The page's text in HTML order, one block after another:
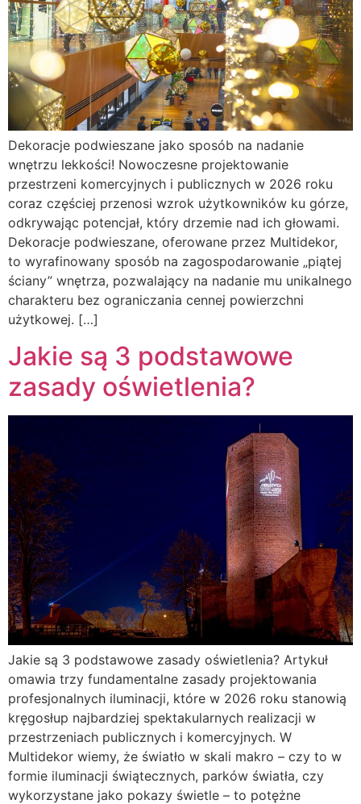
Dekoracje podwieszane jako sposób na nadanie
wnętrzu lekkości! Nowoczesne projektowanie
przestrzeni komercyjnych i publicznych w 2026 roku
coraz częściej przenosi wzrok użytkowników ku górze,
odkrywając potencjał, który drzemie nad ich głowami.
Dekoracje podwieszane, oferowane przez Multidekor,
to wyrafinowany sposób na zagospodarowanie „piątej
ściany” wnętrza, pozwalający na nadanie mu unikalnego
charakteru bez ograniczania cennej powierzchni
użytkowej. […]
Jakie są 3 podstawowe
zasady oświetlenia?
Jakie są 3 podstawowe zasady oświetlenia? Artykuł
omawia trzy fundamentalne zasady projektowania
profesjonalnych iluminacji, które w 2026 roku stanowią
kręgosłup najbardziej spektakularnych realizacji w
przestrzeniach publicznych i komercyjnych. W
Multidekor wiemy, że światło w skali makro – czy to w
formie iluminacji świątecznych, parków światła, czy
wykorzystane jako pokazy świetle – to potężne